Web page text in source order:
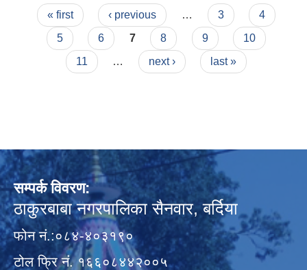
सेवाका लागि दरभाउपत्र (कोटेशन) पेश गर्ने सम्बन्धी
सार्वजनिक सूचना!!
Pages
« first ‹ previous … 3
4
5
6 7 8 9
10
11
… next › last »
सम्पर्क विवरण:
ठाकुरबाबा नगरपालिका सैनवार, बर्दिया
फोन नं.:०८४-४०३१९०
टोल फ्रि नं. १६६०८४४२००५